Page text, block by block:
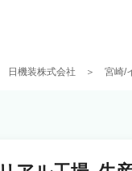
日機装株式会社 宮崎/